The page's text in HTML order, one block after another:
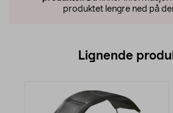
produktet lengre ned på
Lignende